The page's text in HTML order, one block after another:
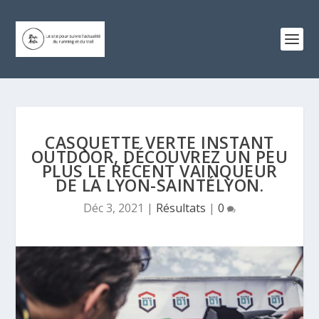
CASQUETTE VERTE INSTANT
OUTDOOR, DÉCOUVREZ UN PEU
PLUS LE RÉCENT VAINQUEUR
DE LA LYON-SAINTÉLYON.
Déc 3, 2021 | Résultats | 0